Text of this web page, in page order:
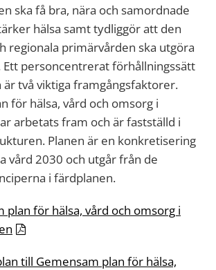
ska få bra, nära och samordnade
hälsa samt tydliggör att den
regionala primärvården ska utgöra
Ett personcentrerat förhållningssätt
är två viktiga framgångsfaktorer.
för hälsa, vård och omsorg i
arbetats fram och är fastställd i
Planen är en konkretisering
vård 2030 och utgår från de
i färdplanen.
plan för hälsa, vård och omsorg i
till Gemensam plan för hälsa,